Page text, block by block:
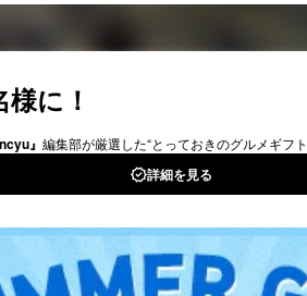
ン等の広告の案内のため
買履歴等の情報を分析して、趣